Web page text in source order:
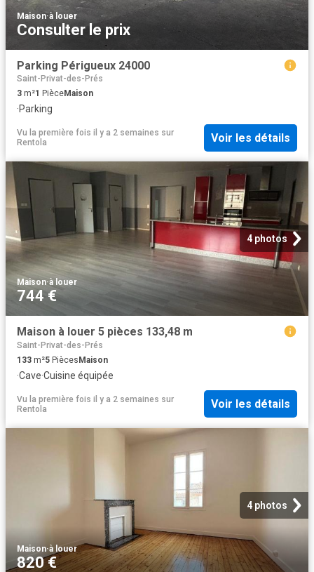
Maison·à louer
Consulter le prix
Parking Périgueux 24000
Saint-Privat-des-Prés
3 m²1 PièceMaison
·Parking
Vu la première fois il y a 2 semaines sur
Rentola
Voir les détails
4 photos
Maison·à louer
744 €
Maison à louer 5 pièces 133,48 m
Saint-Privat-des-Prés
133 m²5 PiècesMaison
·Cave·Cuisine équipée
Vu la première fois il y a 2 semaines sur
Rentola
Voir les détails
4 photos
Maison·à louer
820 €